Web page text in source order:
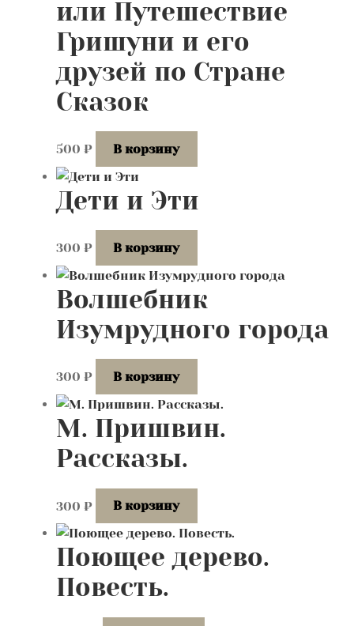
или Путешествие
Гришуни и его
друзей по Стране
Сказок
500 ₽ В корзину
Дети и Эти
300 ₽ В корзину
Волшебник
Изумрудного города
300 ₽ В корзину
М. Пришвин.
Рассказы.
300 ₽ В корзину
Поющее дерево.
Повесть.